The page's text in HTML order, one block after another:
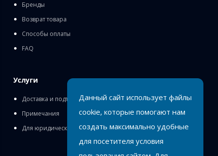
Бренды
Возврат товара
Способы оплаты
FAQ
Услуги
Доставка и подъём
Примечания
Для юридических лиц
Данный сайт использует файлы
cookie, которые помогают нам
создать максимально удобные
для посетителя условия